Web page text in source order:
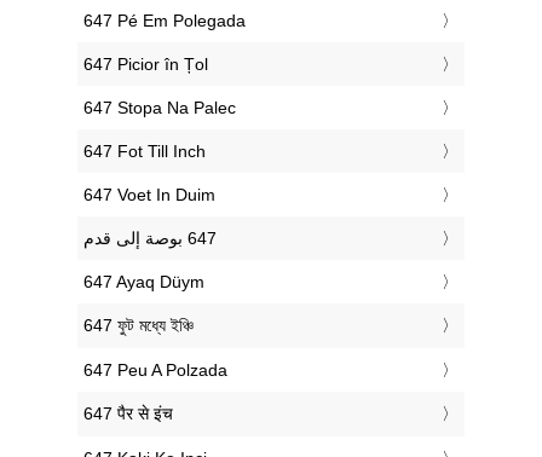
‎647 Pé Em Polegada
‎647 Picior în Țol
‎647 Stopa Na Palec
‎647 Fot Till Inch
‎647 Voet In Duim
‎647 Ayaq Düym
‎647 ফুট মধ্যে ইঞ্চি
‎647 Peu A Polzada
‎647 पैर से इंच